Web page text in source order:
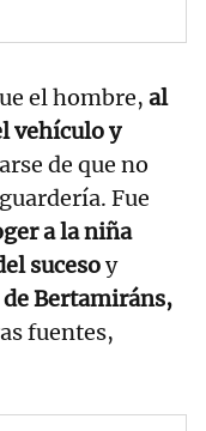
el hombre, al
vehículo y
de que no
Fue
a la niña
sucesoy
de Bertamiráns,
fuentes,